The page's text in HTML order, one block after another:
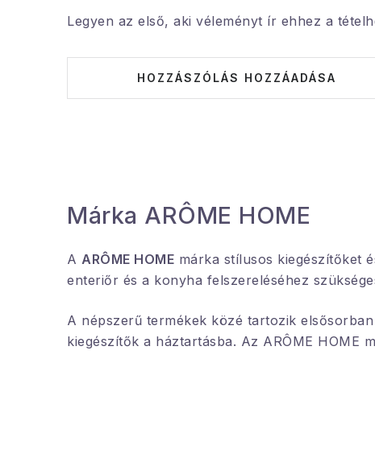
Legyen az első, aki véleményt ír ehhez a
HOZZÁSZÓLÁS HOZZÁADÁSA
Márka ARÔME HOME
A ARÔME HOME márka stílusos kiegészítőket
enteriőr és a konyha felszereléséhez
A népszerű termékek közé tartozik
kiegészítők a háztartásba. Az ARÔME HOME